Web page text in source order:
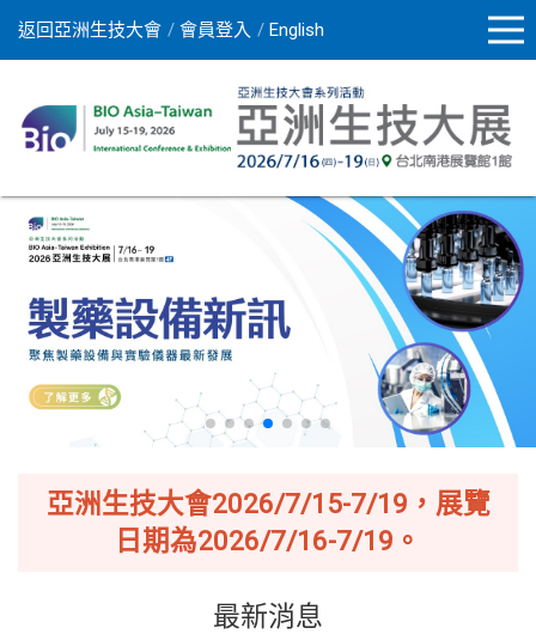
返回亞洲生技大會 會員登入 English
亞洲生技大會2026/7/15-7/19，展覽
日期為2026/7/16-7/19。
最新消息